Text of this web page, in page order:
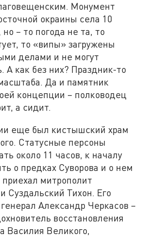
Монумент
окраины села 10
– то погода не та, то
то «випы» загружены
делами и не могут
А как без них? Праздник-то
Да и памятник
концепции – полководец
а сидит.
еще был кистышский храм
Статусные персоны
около 11 часов, к началу
о предках Суворова и о нем
митрополит
Суздальский Тихон. Его
Александр Черкасов –
восстановления
Василия Великого,